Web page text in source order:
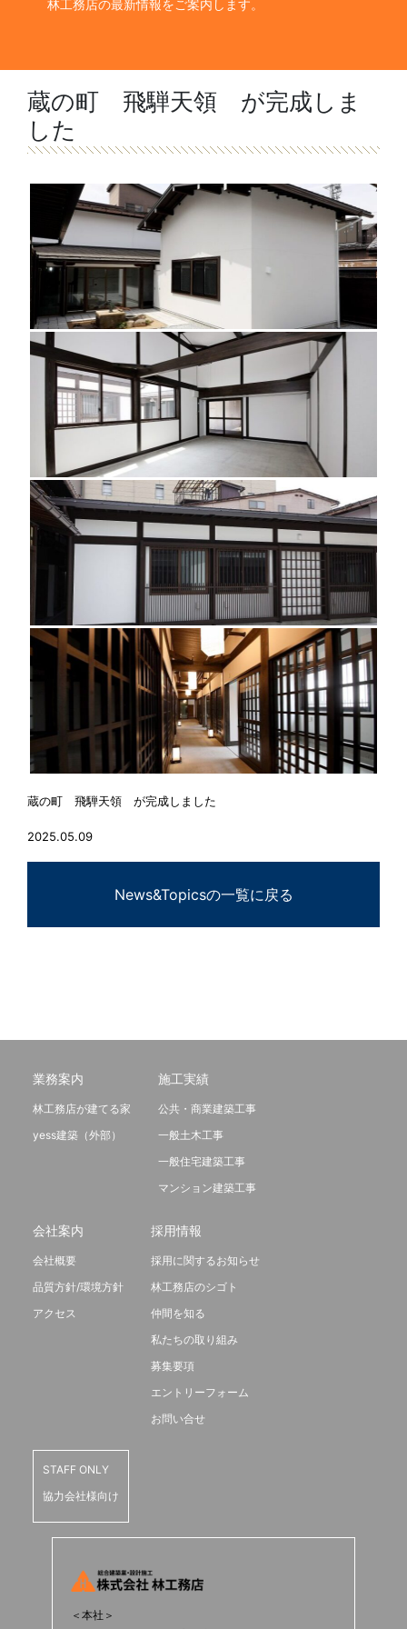
林工務店の最新情報をご案内します。
蔵の町 飛騨天領 が完成しま
した
蔵の町 飛騨天領 が完成しました
2025.05.09
News&Topicsの一覧に戻る
業務案内
林工務店が建てる家
yess建築（外部）
施工実績
公共・商業建築工事
一般土木工事
一般住宅建築工事
マンション建築工事
会社案内
会社概要
品質方針/環境方針
アクセス
採用情報
採用に関するお知らせ
林工務店のシゴト
仲間を知る
私たちの取り組み
募集要項
エントリーフォーム
お問い合せ
STAFF ONLY
協力会社様向け
＜本社＞